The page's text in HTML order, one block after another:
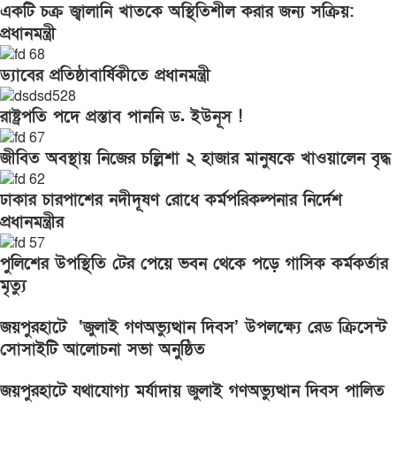
একটি চক্র জ্বালানি খাতকে অস্থিতিশীল করার জন্য সক্রিয়:
প্রধানমন্ত্রী
ড্যাবের প্রতিষ্ঠাবার্ষিকীতে প্রধানমন্ত্রী
রাষ্ট্রপতি পদে প্রস্তাব পাননি ড. ইউনূস !
জীবিত অবস্থায় নিজের চল্লিশা ২ হাজার মানুষকে খাওয়ালেন বৃদ্ধ
ঢাকার চারপাশের নদীদূষণ রোধে কর্মপরিকল্পনার নির্দেশ
প্রধানমন্ত্রীর
পুলিশের উপস্থিতি টের পেয়ে ভবন থেকে পড়ে গাসিক কর্মকর্তার
মৃত্যু
জয়পুরহাটে ‘জুলাই গণঅভ্যুত্থান দিবস’ উপলক্ষ্যে রেড ক্রিসেন্ট
সোসাইটি আলোচনা সভা অনুষ্ঠিত
জয়পুরহাটে যথাযোগ্য মর্যাদায় জুলাই গণঅভ্যুত্থান দিবস পালিত